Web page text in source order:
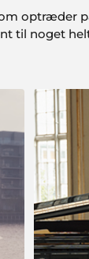
optræder
til noget